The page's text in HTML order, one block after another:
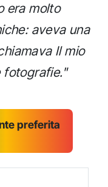
era molto
aveva una
Il mio
fotografie."
preferita